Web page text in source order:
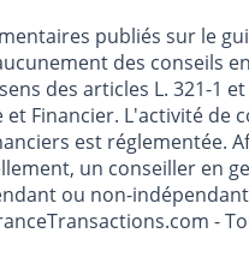
publiés sur le
des conseils
des articles L. 321-1 et
Financier. L'activité de
est réglementée.
un conseiller en
ou non-